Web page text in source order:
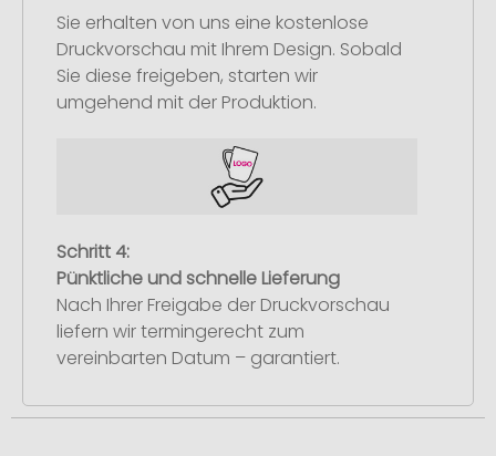
Sie erhalten von uns eine kostenlose
Druckvorschau mit Ihrem Design. Sobald
Sie diese freigeben, starten wir
umgehend mit der Produktion.
Schritt 4:
Pünktliche und schnelle Lieferung
Nach Ihrer Freigabe der Druckvorschau
liefern wir termingerecht zum
vereinbarten Datum – garantiert.